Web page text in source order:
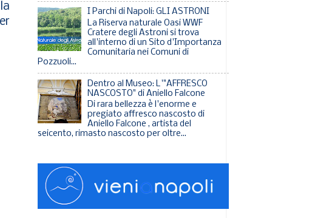
I Parchi di Napoli: GLI ASTRONI
La Riserva naturale Oasi WWF
Cratere degli Astroni si trova
all'interno di un Sito d'Importanza
Comunitaria nei Comuni di
Pozzuoli...
Dentro al Museo: L'"AFFRESCO
NASCOSTO" di Aniello Falcone
Di rara bellezza è l'enorme e
pregiato affresco nascosto di
Aniello Falcone , artista del
seicento, rimasto nascosto per oltre...